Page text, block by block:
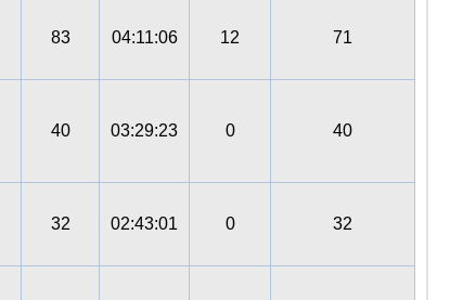
83 04:11:06 12 71
40 03:29:23 0 40
32 02:43:01 0 32